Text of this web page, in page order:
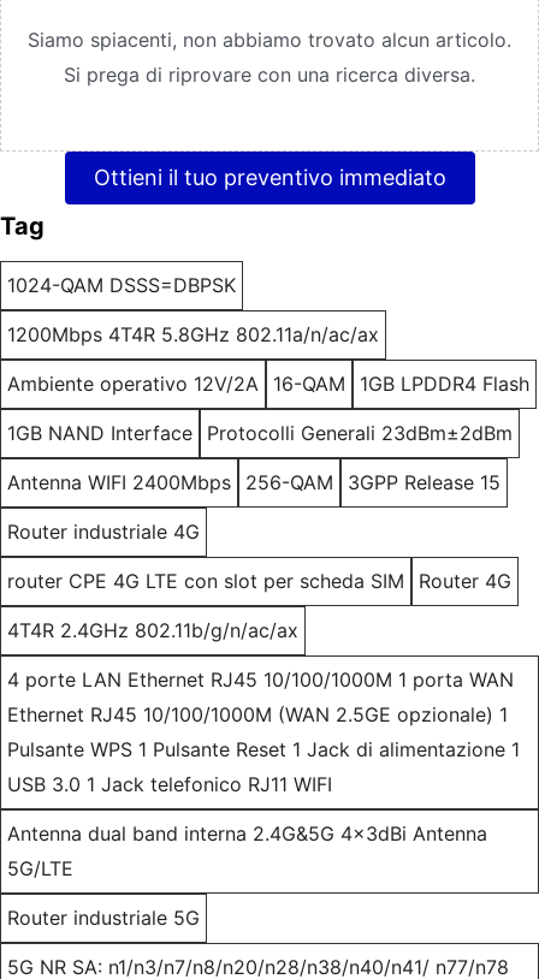
Siamo spiacenti, non abbiamo trovato alcun articolo.
Si prega di riprovare con una ricerca diversa.
Ottieni il tuo preventivo immediato
Tag
1024-QAM DSSS=DBPSK
1200Mbps 4T4R 5.8GHz 802.11a/n/ac/ax
Ambiente operativo 12V/2A 16-QAM 1GB LPDDR4 Flash
1GB NAND Interface Protocolli Generali 23dBm±2dBm
Antenna WIFI 2400Mbps 256-QAM 3GPP Release 15
Router industriale 4G
router CPE 4G LTE con slot per scheda SIM Router 4G
4T4R 2.4GHz 802.11b/g/n/ac/ax
4 porte LAN Ethernet RJ45 10/100/1000M 1 porta WAN
Ethernet RJ45 10/100/1000M (WAN 2.5GE opzionale) 1
Pulsante WPS 1 Pulsante Reset 1 Jack di alimentazione 1
USB 3.0 1 Jack telefonico RJ11 WIFI
Antenna dual band interna 2.4G&5G 4x3dBi Antenna
5G/LTE
Router industriale 5G
5G NR SA: n1/n3/n7/n8/n20/n28/n38/n40/n41/ n77/n78